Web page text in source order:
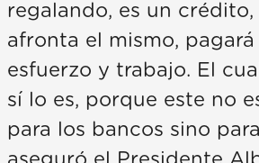
regalando, es un
afronta el mismo, pagará
esfuerzo y trabajo. El
sí lo es, porque este no
para los bancos sino